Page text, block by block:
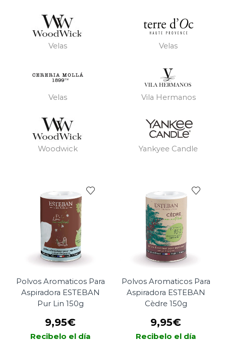
Velas Velas
Velas Vila Hermanos
Woodwick Yankyee Candle
Polvos Aromaticos Para
Aspiradora ESTEBAN
Pur Lin 150g
9,95€
Recibelo el día
Polvos Aromaticos Para
Aspiradora ESTEBAN
Cèdre 150g
9,95€
Recibelo el día